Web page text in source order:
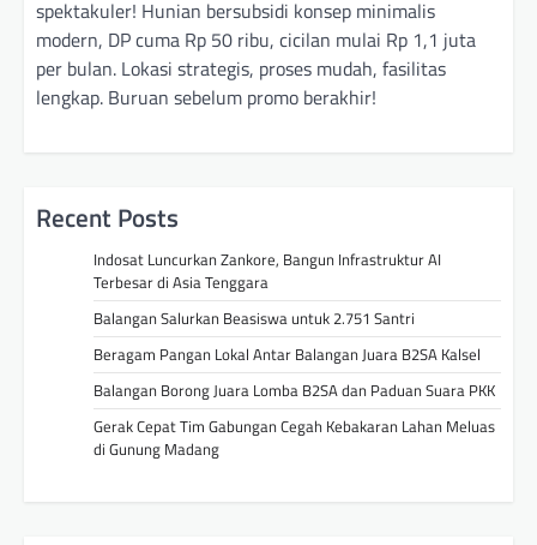
spektakuler! Hunian bersubsidi konsep minimalis
modern, DP cuma Rp 50 ribu, cicilan mulai Rp 1,1 juta
per bulan. Lokasi strategis, proses mudah, fasilitas
lengkap. Buruan sebelum promo berakhir!
Recent Posts
Indosat Luncurkan Zankore, Bangun Infrastruktur AI
Terbesar di Asia Tenggara
Balangan Salurkan Beasiswa untuk 2.751 Santri
Beragam Pangan Lokal Antar Balangan Juara B2SA Kalsel
Balangan Borong Juara Lomba B2SA dan Paduan Suara PKK
Gerak Cepat Tim Gabungan Cegah Kebakaran Lahan Meluas
di Gunung Madang